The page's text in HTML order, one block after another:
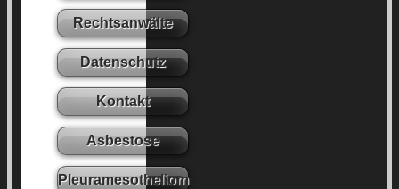
Rechtsanwälte
Datenschutz
Kontakt
Asbestose
Pleuramesotheliom